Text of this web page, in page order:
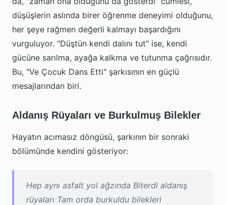
düşüşlerin aslında birer öğrenme deneyimi olduğunu,
her şeye rağmen değerli kalmayı başardığını
vurguluyor. "Düştün kendi dalını tut" ise, kendi
gücüne sarılma, ayağa kalkma ve tutunma çağrısıdır.
Bu, "Ve Çocuk Dans Etti" şarkısının en güçlü
mesajlarından biri.
Aldanış Rüyaları ve Burkulmuş Bilekler
Hayatın acımasız döngüsü, şarkının bir sonraki
bölümünde kendini gösteriyor:
Hep aynı asfalt yol ağzında Biterdi aldanış
rüyaları Tam orda burkuldu bilekleri